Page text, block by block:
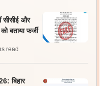
सीसीई और
बताया फर्जी
read
बिहार